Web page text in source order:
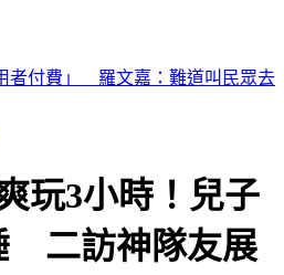
？專家曝「不至於取消」 議程可
玩3小時！兒子
二訪神隊友展